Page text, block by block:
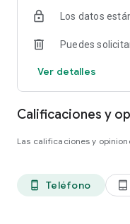
Los datos
Puedes
Ver detalles
Calificaciones y
Las calificaciones y
phone_android Teléfono tablet_android